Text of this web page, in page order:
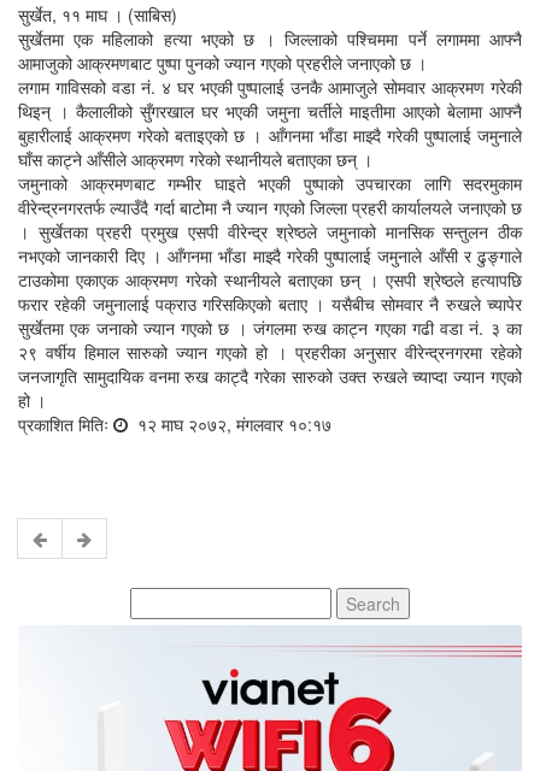
सुर्खेत, ११ माघ । (साबिस)
सुर्खेतमा एक महिलाको हत्या भएको छ । जिल्लाको पश्चिममा पर्ने लगाममा आफ्नै
आमाजुको आक्रमणबाट पुष्पा पुनको ज्यान गएको प्रहरीले जनाएको छ ।
लगाम गाविसको वडा नं. ४ घर भएकी पुष्पालाई उनकै आमाजुले सोमवार आक्रमण गरेकी
थिइन् । कैलालीको सुँगरखाल घर भएकी जमुना चर्तीले माइतीमा आएको बेलामा आफ्नै
बुहारीलाई आक्रमण गरेको बताइएको छ । आँगनमा भाँडा माझ्दै गरेकी पुष्पालाई जमुनाले
घाँस काट्ने आँसीले आक्रमण गरेको स्थानीयले बताएका छन् ।
जमुनाको आक्रमणबाट गम्भीर घाइते भएकी पुष्पाको उपचारका लागि सदरमुकाम
वीरेन्द्रनगरतर्फ ल्याउँदै गर्दा बाटोमा नै ज्यान गएको जिल्ला प्रहरी कार्यालयले जनाएको छ
। सुर्खेतका प्रहरी प्रमुख एसपी वीरेन्द्र श्रेष्ठले जमुनाको मानसिक सन्तुलन ठीक
नभएको जानकारी दिए । आँगनमा भाँडा माझ्दै गरेकी पुष्पालाई जमुनाले आँसी र ढुङ्गाले
टाउकोमा एकाएक आक्रमण गरेको स्थानीयले बताएका छन् । एसपी श्रेष्ठले हत्यापछि
फरार रहेकी जमुनालाई पक्राउ गरिसकिएको बताए । यसैबीच सोमवार नै रुखले च्यापेर
सुर्खेतमा एक जनाको ज्यान गएको छ । जंगलमा रुख काट्न गएका गढी वडा नं. ३ का
२९ वर्षीय हिमाल सारुको ज्यान गएको हो । प्रहरीका अनुसार वीरेन्द्रनगरमा रहेको
जनजागृति सामुदायिक वनमा रुख काट्दै गरेका सारुको उक्त रुखले च्याप्दा ज्यान गएको
हो ।
प्रकाशित मितिः
१२ माघ २०७२, मंगलवार १०:१७
for: